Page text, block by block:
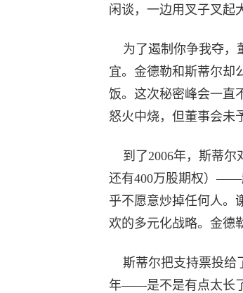
闲谈，一边用叉子叉起
为了遏制你争我夺，
宜。金德勒和斯蒂尔却
饭。这次秘密峰会一直
怒火中烧，但董事会未
到了2006年，斯蒂尔
还有400万股期权）——
乎不愿意炒掉任何人。
欢的多元化战略。金德
斯蒂尔把支持票投给
年——是不是有点太长了